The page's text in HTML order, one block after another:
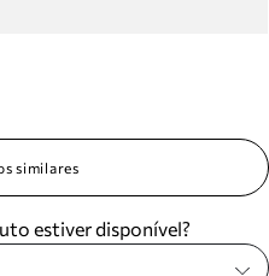
similares
estiver disponível?